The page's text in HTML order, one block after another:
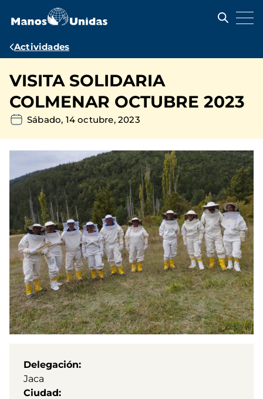
contenido
Ruta
navegación
Actividades
VISITA SOLIDARIA
COLMENAR OCTUBRE 2023
Sábado, 14 octubre, 2023
Delegación
Jaca
Ciudad